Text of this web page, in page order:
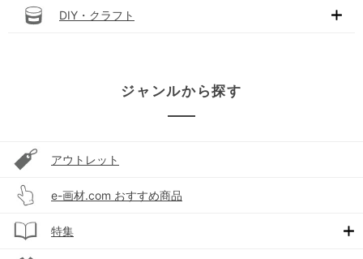
DIY・クラフト
ジャンルから探す
アウトレット
e-画材.com おすすめ商品
特集